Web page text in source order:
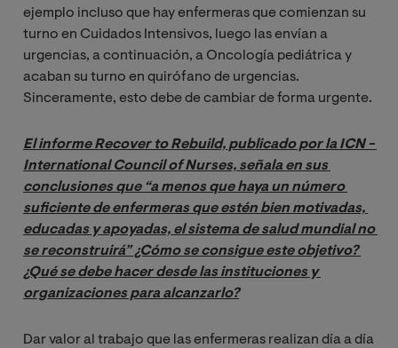
ejemplo incluso que hay enfermeras que comienzan su
turno en Cuidados Intensivos, luego las envían a
urgencias, a continuación, a Oncología pediátrica y
acaban su turno en quirófano de urgencias.
Sinceramente, esto debe de cambiar de forma urgente.
El informe Recover to Rebuild, publicado por la ICN -
International Council of Nurses, señala en sus
conclusiones que “a menos que haya un número
suficiente de enfermeras que estén bien motivadas,
educadas y apoyadas, el sistema de salud mundial no
se reconstruirá” ¿Cómo se consigue este objetivo?
¿Qué se debe hacer desde las instituciones y
organizaciones para alcanzarlo?
Dar valor al trabajo que las enfermeras realizan día a día